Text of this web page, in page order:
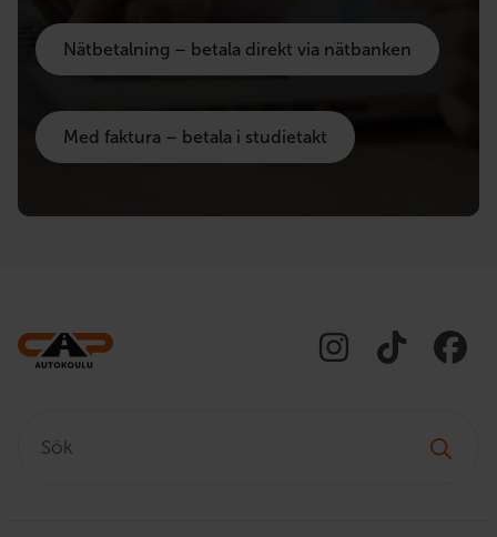
Nätbetalning – betala direkt via nätbanken
Med faktura – betala i studietakt